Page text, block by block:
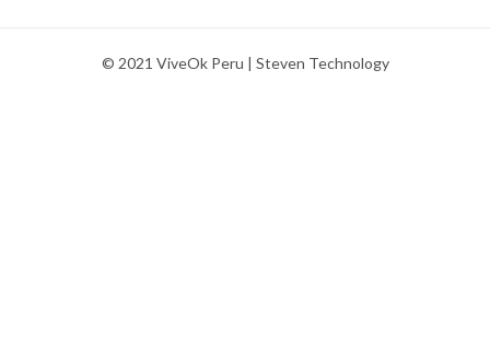
© 2021 ViveOk Peru | Steven Technology